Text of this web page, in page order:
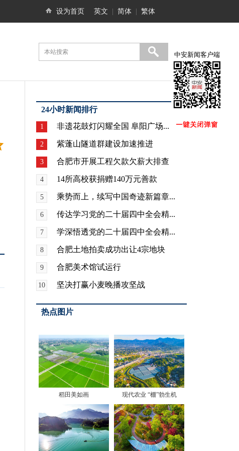
设为首页 英文 简体 繁体
24小时新闻排行
1 非遗花鼓灯闪耀全国 阜阳广场...
2 紫蓬山隧道群建设加速推进
3 合肥市开展工程欠款欠薪大排查
4 14所高校获捐赠140万元善款
5 乘势而上，续写中国奇迹新篇章...
6 传达学习党的二十届四中全会精...
7 学深悟透党的二十届四中全会精...
8 合肥土地拍卖成功出让4宗地块
9 合肥美术馆试运行
10 坚决打赢小麦晚播攻坚战
热点图片
稻田美如画 现代农业 “棚”勃生机
中安新闻客户端